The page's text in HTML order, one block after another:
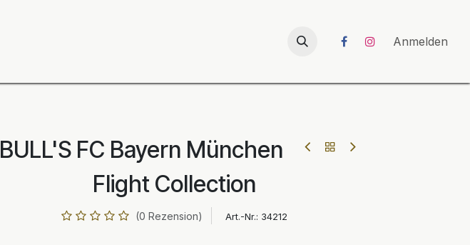
UNICORN-Launch 2026 Anmelden
BULL'S FC Bayern München
Flight Collection
(0 Rezension) Art.-Nr.: 34212